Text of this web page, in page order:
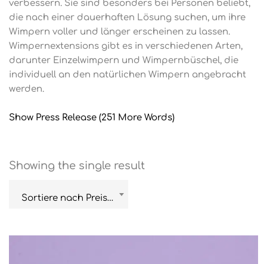
verbessern. Sie sind besonders bei Personen beliebt,
die nach einer dauerhaften Lösung suchen, um ihre
Wimpern voller und länger erscheinen zu lassen.
Wimpernextensions gibt es in verschiedenen Arten,
darunter Einzelwimpern und Wimpernbüschel, die
individuell an den natürlichen Wimpern angebracht
werden.
Show Press Release (251 More Words)
Showing the single result
Sortiere nach Preis hoch zu niederig